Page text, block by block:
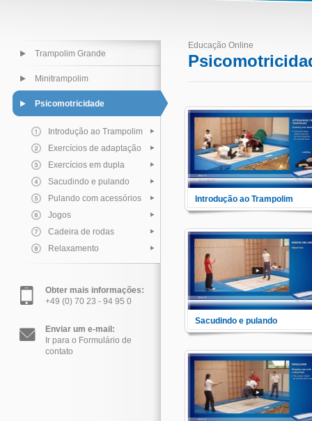
Trampolim Grande
Minitrampolim
Psicomotricidade
Introdução ao Trampolim
Exercícios de adaptação
Exercícios em dupla
Sacudindo e pulando
Pulando com acessórios
Jogos
Cadeira de rodas
Relaxamento
Obter mais informações:
+49 (0) 70 23 - 94 95 0
Enviar um e-mail:
Ir para o Formulário de
contato
Educação Online
Introdução ao Trampolim
Neste módulo você verá as
possíveis incertezas e timidez
causados por essa nova
experiência e ganhando
confiança de se utilizar a cama
elástica e consequentemente
ganhar o respeito saudável
com os deficientes.
Sacudindo e pulando
Aqui você verá exercícios com